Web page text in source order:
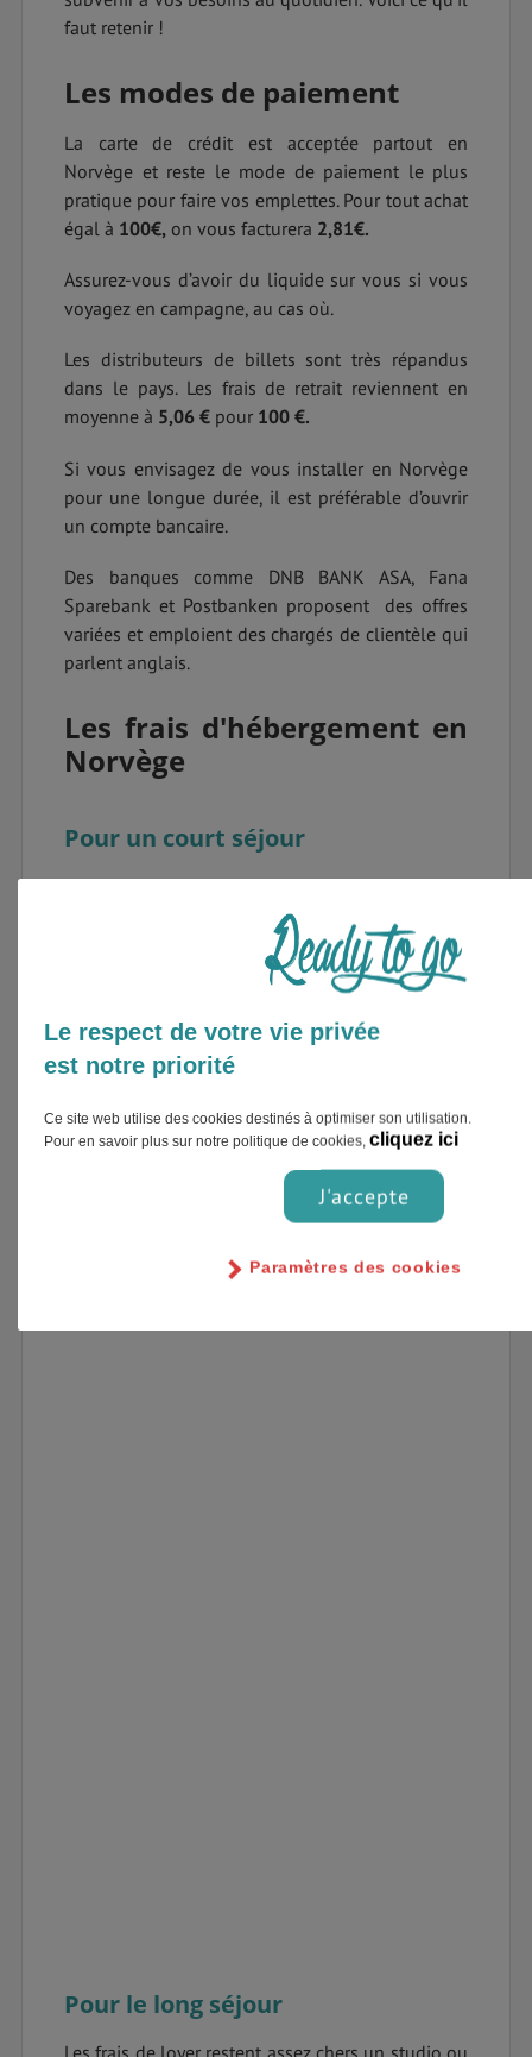
faut retenir !
Les modes de paiement
La carte de crédit est acceptée partout en
Norvège et reste le mode de paiement le plus
pratique pour faire vos emplettes. Pour tout achat
égal à 100€, on vous facturera 2,81€.
Assurez-vous d’avoir du liquide sur vous si vous
voyagez en campagne, au cas où.
Les distributeurs de billets sont très répandus
dans le pays. Les frais de retrait reviennent en
moyenne à 5,06 € pour 100 €.
Si vous envisagez de vous installer en Norvège
pour une longue durée, il est préférable d’ouvrir
un compte bancaire.
Des banques comme DNB BANK ASA, Fana
Sparebank et Postbanken proposent des offres
variées et emploient des chargés de clientèle qui
parlent anglais.
Les frais d'hébergement en
Norvège
Pour un court séjour
Si vous souhaitez réserver une chambre dans un
hôtel 5 étoiles à Oslo, comptez environ
Pour ceux qui ont un petit budget, la Norvège
dispose de nombreuses auberges de jeunesse
avec un très bon rapport qualité/prix. Une nuit
dans une auberge dans la capitale coûte environ
20€.
d'hôtes ou encore les chambresAirBnb
dans
Pour le long séjour
Le respect de votre vie privée
est notre priorité
Ce site web utilise des cookies destinés à optimiser son utilisation.
Pour en savoir plus sur notre politique de cookies,cliquez ici
J'accepte
Paramètres des cookies